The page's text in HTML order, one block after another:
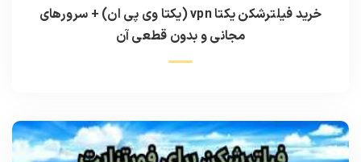
خرید فیلترشکن یکتا vpn (یکتا وی پی ان) + سرورهای
مجانی و بدون قطعی آن